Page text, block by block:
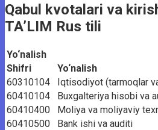
Qabul kvotalari va
TA’LIM Rus tili
Yo‘nalish
Shifri
Yo‘nalish
60310104
Iqtisodiyot (tarmoqlar
60410104
Buxgalteriya hisobi va
60410400
Moliya va moliyaviy
60410500
Bank ishi va auditi